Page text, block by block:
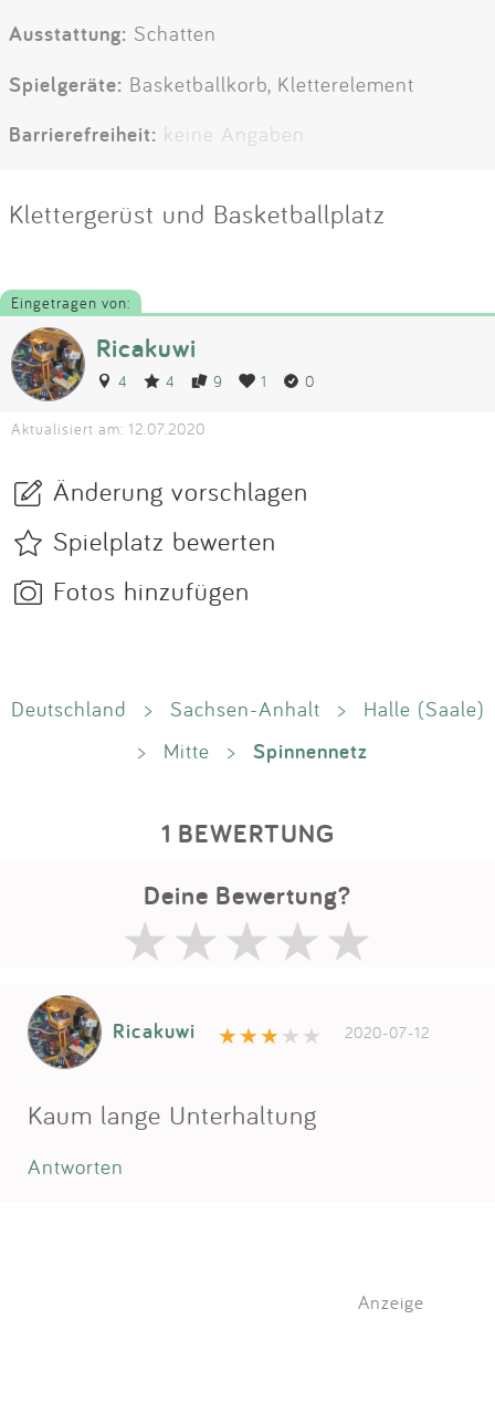
Ausstattung: Schatten
Spielgeräte: Basketballkorb, Kletterelement
Barrierefreiheit: keine Angaben
Klettergerüst und Basketballplatz
Eingetragen von:
Ricakuwi
4 4 9 1 0
Aktualisiert am: 12.07.2020
Änderung vorschlagen
Spielplatz bewerten
Fotos hinzufügen
Deutschland > Sachsen-Anhalt >
Halle (Saale)
>
Mitte > Spinnennetz
1 BEWERTUNG
Deine Bewertung?
Ricakuwi 2020-07-12
Kaum lange Unterhaltung
Antworten
Anzeige